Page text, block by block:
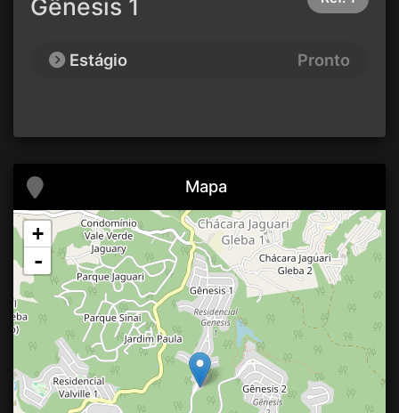
Gênesis 1
Estágio Pronto
Mapa
+
-